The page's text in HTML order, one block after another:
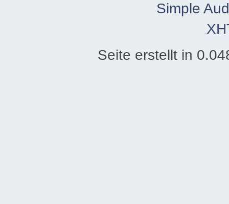
Simple
Seite erstellt in